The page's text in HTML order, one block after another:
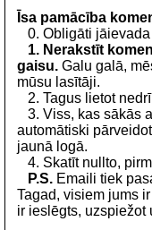
Īsa pamācība
0. Obligāti jāievada
1. Nerakstīt
gaisu. Galu galā,
mūsu lasītāji.
2. Tagus lietot
3. Viss, kas sākās
automātiski
jaunā logā.
4. Skatīt nullto,
P.S. Emaili tiek
Tagad, visiem jums
ir ieslēgts, uzspiežot